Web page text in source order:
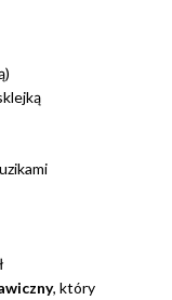
, który